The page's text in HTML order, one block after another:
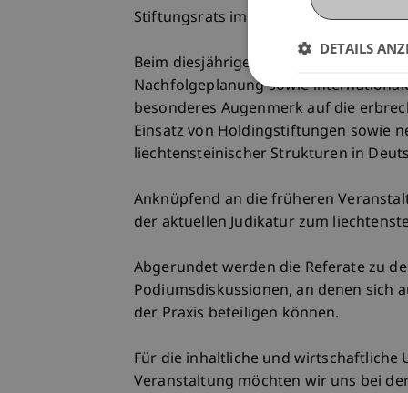
Stiftungsrats im Zusammenhang mit
Beim diesjährigen Stiftungsrechtstag
Nachfolgeplanung sowie
besonderes Augenmerk auf die
Einsatz von Holdingstiftungen sowie
liechtensteinischer Strukturen in
Anknüpfend an die früheren
der aktuellen Judikatur zum
Abgerundet werden die Referate zu
Podiumsdiskussionen, an denen sich
der Praxis beteiligen können.
Für die inhaltliche und wirtschaftliche
Veranstaltung möchten wir uns bei
DETAILS